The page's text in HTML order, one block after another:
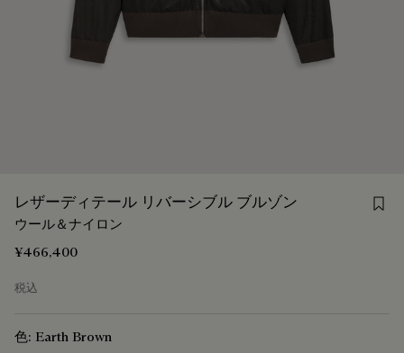
レザーディテール リバーシブル ブルゾン
ウール＆ナイロン
¥466,400
税込
色: Earth Brown